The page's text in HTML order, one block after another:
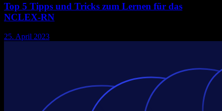
Top 5 Tipps und Tricks zum Lernen für das
NCLEX-RN
25. April 2023